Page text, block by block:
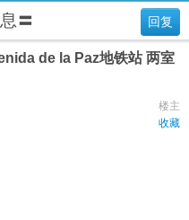
回复
〓
de la Paz地铁站 两室
楼主
收藏